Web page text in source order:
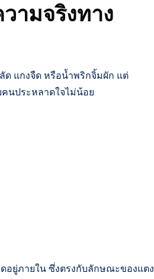
ามจริงทาง
ด แกงจืด หรือน้ำพริกจิ้มผัก แต่
นประหลาดใจไม่น้อย
อยู่ภายใน ซึ่งตรงกับลักษณะของแตง